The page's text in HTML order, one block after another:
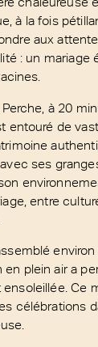
à la fois
aux
: un mariage
à 20
entouré de
ses
entre
en plein air a
Ce
célébrations